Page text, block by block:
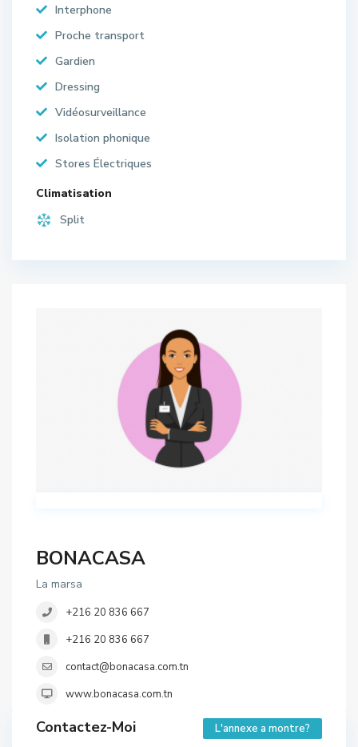
Interphone
Proche transport
Gardien
Dressing
Vidéosurveillance
Isolation phonique
Stores Électriques
Climatisation
Split
BONACASA
La marsa
+216 20 836 667
+216 20 836 667
contact@bonacasa.com.tn
www.bonacasa.com.tn
Contactez-Moi L'annexe a montre?